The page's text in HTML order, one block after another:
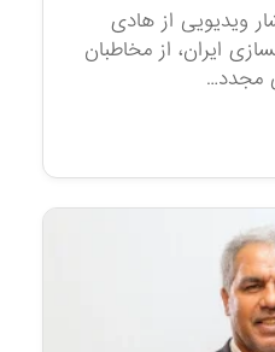
ویدیویی از هادی
ایران، از مخاطبان
مجدد…